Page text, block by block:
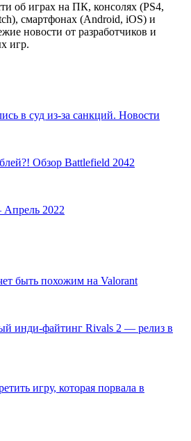
об играх на ПК, консолях (PS4,
смартфонах (Android, iOS) и
новости от разработчиков и
игр.
в суд из-за санкций. Новости
Обзор Battlefield 2042
2022
быть похожим на Valorant
инди-файтинг Rivals 2 — релиз в
игру, которая порвала в